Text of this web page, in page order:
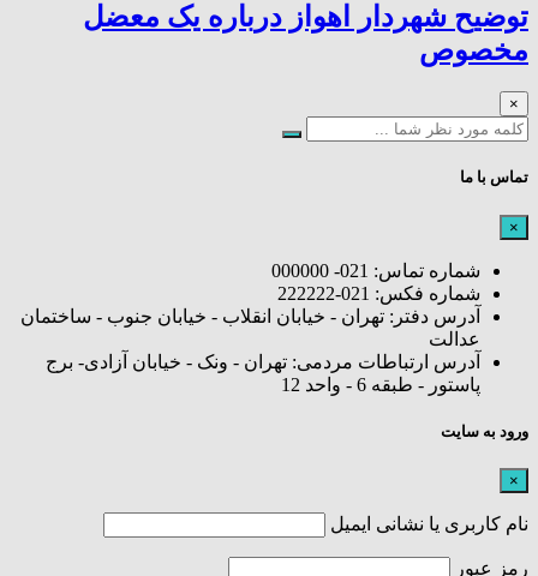
توضیح شهردار اهواز درباره یک معضل
مخصوص
×
تماس با ما
×
شماره تماس: 021- 000000
شماره فکس: 021-222222
آدرس دفتر: تهران - خیابان انقلاب - خیابان جنوب - ساختمان
عدالت
آدرس ارتباطات مردمی: تهران - ونک - خیابان آزادی- برج
پاستور - طبقه 6 - واحد 12
ورود به سایت
×
نام کاربری یا نشانی ایمیل
رمز عبور